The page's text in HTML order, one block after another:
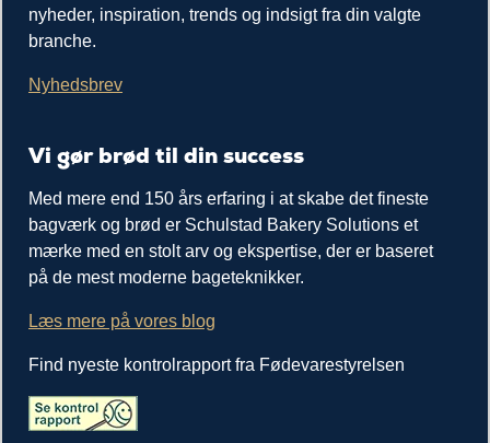
nyheder, inspiration, trends og indsigt fra din valgte
branche.
Nyhedsbrev
Vi gør brød til din success
Med mere end 150 års erfaring i at skabe det fineste
bagværk og brød er Schulstad Bakery Solutions et
mærke med en stolt arv og ekspertise, der er baseret
på de mest moderne bageteknikker.
Læs mere på vores blog
Find nyeste kontrolrapport fra Fødevarestyrelsen